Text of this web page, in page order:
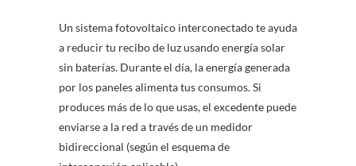
Un sistema fotovoltaico interconectado te ayuda
a reducir tu recibo de luz usando energía solar
sin baterías. Durante el día, la energía generada
por los paneles alimenta tus consumos. Si
produces más de lo que usas, el excedente puede
enviarse a la red a través de un medidor
bidireccional (según el esquema de